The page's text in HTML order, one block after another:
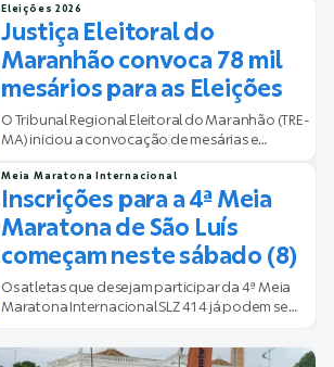
Eleições 2026
Justiça Eleitoral do
Maranhão convoca 78 mil
mesários para as Eleições
O Tribunal Regional Eleitoral do Maranhão (TRE-
MA) iniciou a convocação de mesárias e
Meia Maratona Internacional
Inscrições para a 4ª Meia
Maratona de São Luís
começam neste sábado (8)
Os atletas que desejam participar da 4ª Meia
Maratona Internacional SLZ 414 já podem se